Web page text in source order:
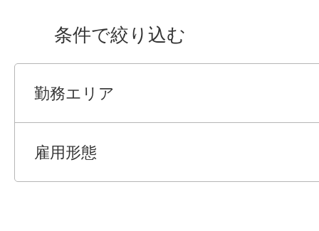
条件で絞り込む
勤務エリア
雇用形態